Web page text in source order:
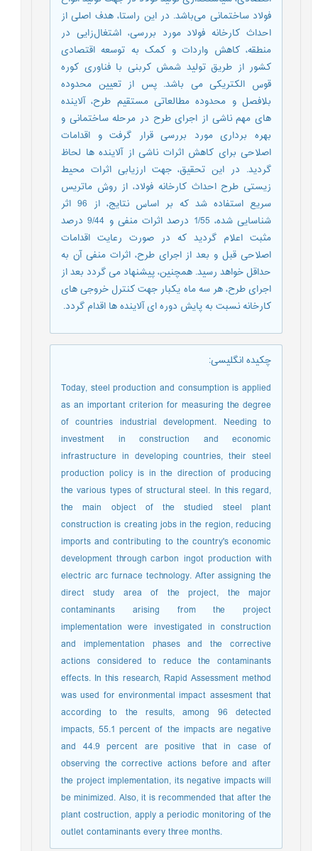
فولاد ساختمانی می‌باشد. در این راستا، هدف اصلی از
احداث کارخانه فولاد مورد بررسی، اشتغال‌زایی در
منطقه، کاهش واردات و کمک به توسعه اقتصادی
کشور از طریق تولید شمش کربنی با فناوری کوره
قوس الکتریکی می باشد. پس از تعیین محدوده
بلافصل و محدوده مطالعاتی مستقیم طرح، آلاینده
های مهم ناشی از اجرای طرح در مرحله ساختمانی و
بهره برداری مورد بررسی قرار گرفت و اقدامات
اصلاحی برای کاهش اثرات ناشی از آلاینده ها لحاظ
گردید. در این تحقیق، جهت ارزیابی اثرات محیط
زیستی طرح احداث کارخانه فولاد، از روش ماتریس
سریع استفاده شد که بر اساس نتایج، از 96 اثر
شناسایی شده، 1/55 درصد اثرات منفی و 9/44 درصد
مثبت اعلام گردید که در صورت رعایت اقدامات
اصلاحی قبل و بعد از اجرای طرح، اثرات منفی آن به
حداقل خواهد رسید. همچنین، پیشنهاد می گردد بعد از
اجرای طرح، هر سه ماه یکبار جهت کنترل خروجی های
کارخانه نسبت به پایش دوره ای آلاینده ها اقدام گردد.
چکیده انگلیسی:
Today, steel production and consumption is applied
as an important criterion for measuring the degree
of countries industrial development. Needing to
investment in construction and economic
infrastructure in developing countries, their steel
production policy is in the direction of producing
the various types of structural steel. In this regard,
the main object of the studied steel plant
construction is creating jobs in the region, reducing
imports and contributing to the country's economic
development through carbon ingot production with
electric arc furnace technology. After assigning the
direct study area of the project, the major
contaminants arising from the project
implementation were investigated in construction
and implementation phases and the corrective
actions considered to reduce the contaminants
effects. In this research, Rapid Assessment method
was used for environmental impact assesment that
according to the results, among 96 detected
impacts, 55.1 percent of the impacts are negative
and 44.9 percent are positive that in case of
observing the corrective actions before and after
the project implementation, its negative impacts will
be minimized. Also, it is recommended that after the
plant costruction, apply a periodic monitoring of the
outlet contaminants every three months.